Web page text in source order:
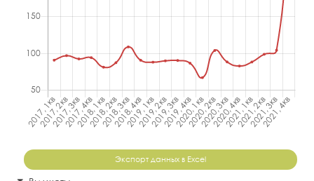
Экспорт данных в Excel